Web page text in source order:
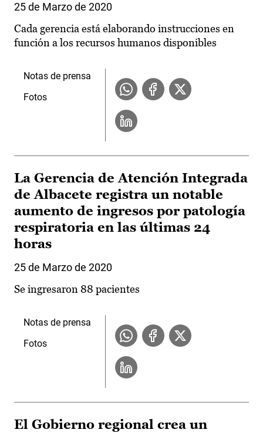
25 de Marzo de 2020
Cada gerencia está elaborando instrucciones en
función a los recursos humanos disponibles
Notas de prensa
Fotos
La Gerencia de Atención Integrada
de Albacete registra un notable
aumento de ingresos por patología
respiratoria en las últimas 24
horas
25 de Marzo de 2020
Se ingresaron 88 pacientes
Notas de prensa
Fotos
El Gobierno regional crea un